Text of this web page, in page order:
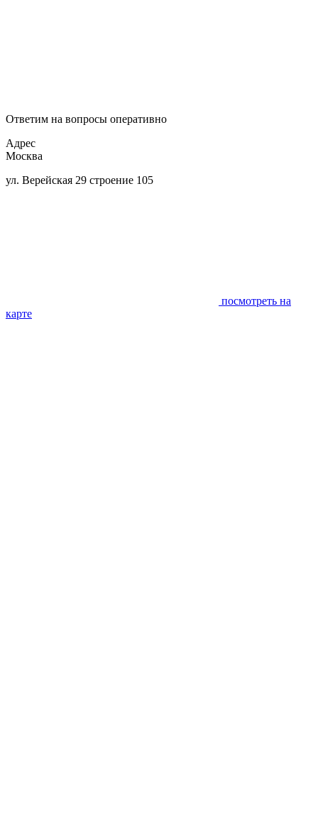
Ответим на вопросы оперативно
Адрес
Москва
ул. Верейская 29 строение 105
посмотреть на
карте